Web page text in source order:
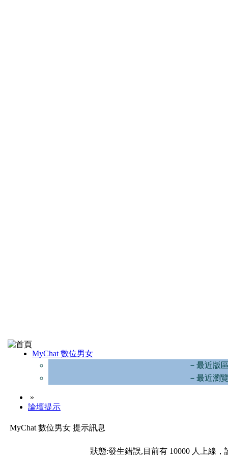
MyChat 數位男女
－最近版
－最近瀏
»
論壇提示
MyChat 數位男女 提示訊息
狀態:發生錯誤,目前有 10000 人上線